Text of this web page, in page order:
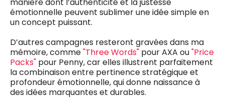
manière dont l’authenticité et la justesse
émotionnelle peuvent sublimer une idée simple en
un concept puissant.
D’autres campagnes resteront gravées dans ma
mémoire, comme"Three Words" pour AXA ou"Price
Packs" pour Penny, car elles illustrent parfaitement
la combinaison entre pertinence stratégique et
profondeur émotionnelle, qui donne naissance à
des idées marquantes et durables.